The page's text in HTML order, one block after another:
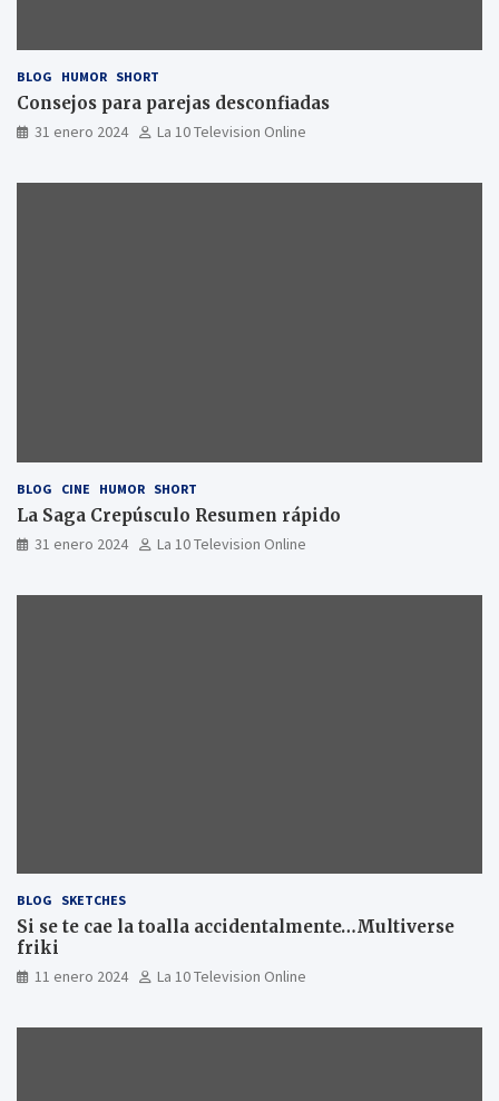
BLOG HUMOR SHORT
Consejos para parejas desconfiadas
31 enero 2024 La 10 Television Online
BLOG CINE HUMOR SHORT
La Saga Crepúsculo Resumen rápido
31 enero 2024 La 10 Television Online
BLOG SKETCHES
Si se te cae la toalla accidentalmente…Multiverse
friki
11 enero 2024 La 10 Television Online